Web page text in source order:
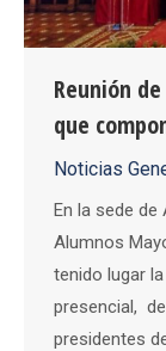
Reunión
que
Noticias
En la sede de
Alumnos
tenido lugar
presencial,
presidentes